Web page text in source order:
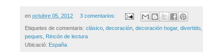
en octubre 05, 2012 3 comentarios:
Etiquetes de comentaris: clásico decoración decoración hogar, divertido
peques
Rincón de lectura
Ubicació: España